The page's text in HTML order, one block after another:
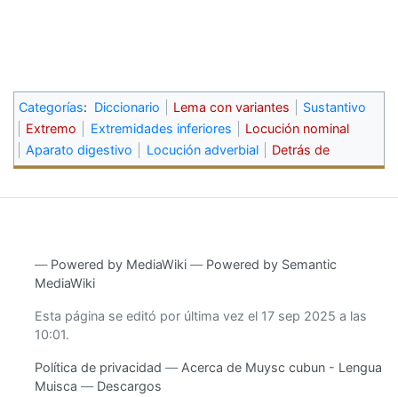
Categorías: Diccionario Lema con variantes
Sustantivo
Extremo
Extremidades inferiores
Locución nominal
Aparato digestivo
Locución adverbial Detrás de
― Powered by MediaWiki ― Powered by Semantic
MediaWiki
Esta página se editó por última vez el 17 sep 2025 a las
10:01.
Política de privacidad
Acerca de Muysc cubun - Lengua
Muisca
Descargos